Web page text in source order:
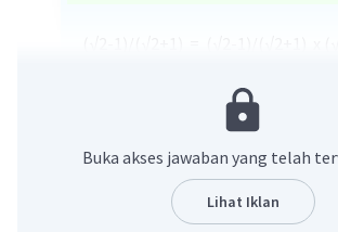
= 2 - √2 - √2 + 1
= 3 - 2√2
Jawaban : A
Beri Rating· 0 ) Balas
Buka akses jawaban yang telah
Lihat Iklan